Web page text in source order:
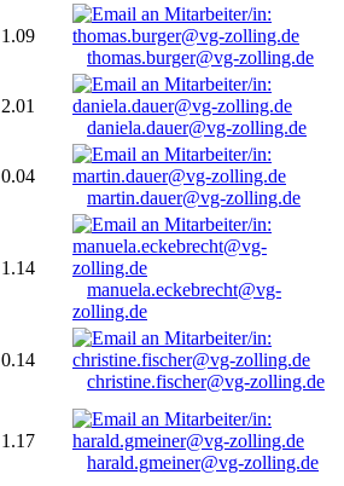
1.09
thomas.burger@vg-zolling.de
2.01
daniela.dauer@vg-zolling.de
0.04
martin.dauer@vg-zolling.de
1.14
manuela.eckebrecht@vg-
zolling.de
0.14
christine.fischer@vg-zolling.de
1.17
harald.gmeiner@vg-zolling.de